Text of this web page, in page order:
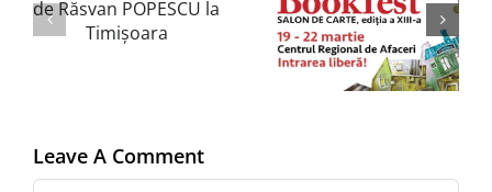
19-22
Regional
SCRIPTOR
ediția nr.
261
Leave A Comment